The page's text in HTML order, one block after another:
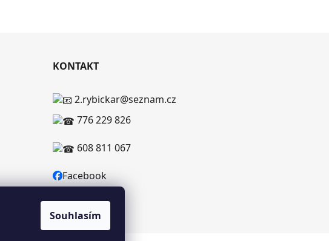
Souhlasím
KONTAKT
2.rybickar@seznam.cz
776 229 826
608 811 067
Facebook